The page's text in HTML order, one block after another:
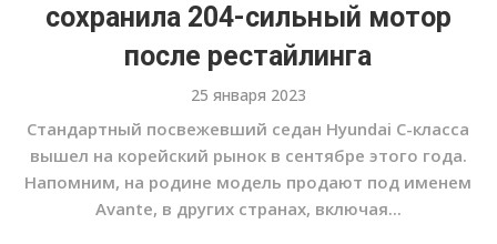
сохранила 204-сильный мотор
после рестайлинга
25 января 2023
Стандартный посвежевший седан Hyundai С-класса
вышел на корейский рынок в сентябре этого года.
Напомним, на родине модель продают под именем
Avante, в других странах, включая...